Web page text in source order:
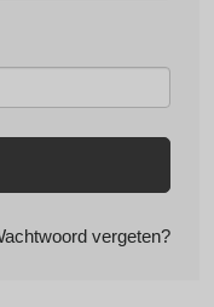
vergeten?